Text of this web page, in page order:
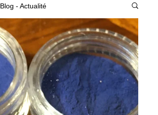
Blog - Actualité